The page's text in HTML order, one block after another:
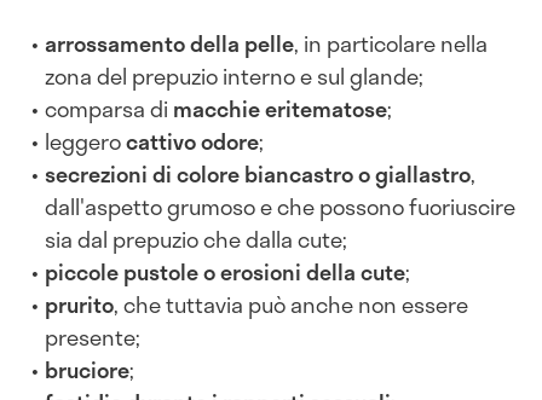
arrossamento della pelle, in particolare nella
zona del prepuzio interno e sul glande;
comparsa di macchie eritematose;
leggerocattivo odore;
secrezioni di colore biancastro o giallastro,
dall'aspetto grumoso e che possono fuoriuscire
sia dal prepuzio che dalla cute;
piccole pustole o erosioni della cute;
prurito, che tuttavia può anche non essere
presente;
bruciore;